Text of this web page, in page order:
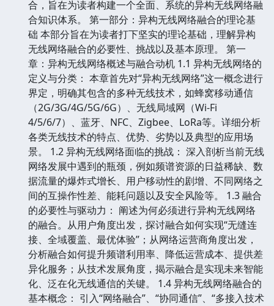
合，旨在为读者构建一个全面、系统的异构无线网络融
合知识体系。 第一部分：异构无线网络融合的理论基
础 本部分旨在为读者打下坚实的理论基础，理解异构
无线网络融合的必要性、挑战以及基本原理。 第一
章：异构无线网络概述与融合动机 1.1 异构无线网络的
定义与分类： 本章首先对“异构无线网络”这一概念进行
界定，明确其包含的多种无线技术，如蜂窝移动通信
（2G/3G/4G/5G/6G）、无线局域网（Wi-Fi
4/5/6/7）、蓝牙、NFC、Zigbee、LoRa等。详细分析
各类无线技术的特点、优势、劣势以及典型的应用场
景。 1.2 异构无线网络面临的挑战： 深入剖析当前无线
网络发展中遇到的瓶颈，例如频谱资源的日益稀缺、数
据流量的爆炸式增长、用户移动性的剧增、不同网络之
间的互操作性差、能耗问题以及安全风险等。 1.3 融合
的必要性与驱动力： 阐述为何必须进行异构无线网络
的融合。从用户角度出发，探讨融合如何实现“无缝连
接、全域覆盖、最优体验”；从网络运营商角度出发，
分析融合如何提升频谱利用率、降低运营成本、提供差
异化服务；从技术发展角度，揭示融合是实现未来智能
化、泛在化无线通信的关键。 1.4 异构无线网络融合的
基本概念： 引入“网络融合”、“协同通信”、“多接入技术